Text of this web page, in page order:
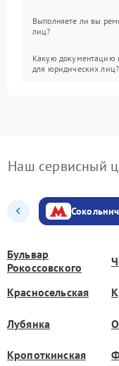
Выполняете ли вы
лиц?
Какую документацию
для юридических лиц?
Наш сервисный
Бульвар
Рокоссовского
Красносельская
Лубянка
Кропоткинская